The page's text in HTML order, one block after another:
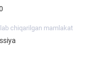
chiqarilgan mamlakat